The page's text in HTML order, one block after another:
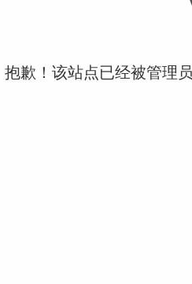
抱歉！该站点已经被管理